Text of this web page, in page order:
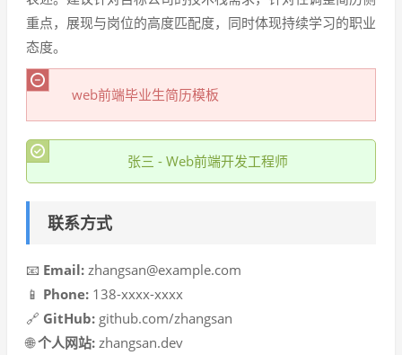
重点，展现与岗位的高度匹配度，同时体现持续学习的职业
态度。
web前端毕业生简历模板
张三 - Web前端开发工程师
联系方式
📧 Email: zhangsan@example.com
📱 Phone: 138-xxxx-xxxx
🔗 GitHub: github.com/zhangsan
🌐个人网站: zhangsan.dev